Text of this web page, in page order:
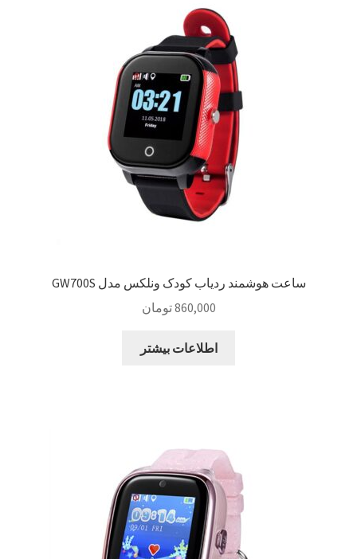
ساعت هوشمند ردیاب کودک ونلکس مدل GW700S
860,000تومان
اطلاعات بیشتر